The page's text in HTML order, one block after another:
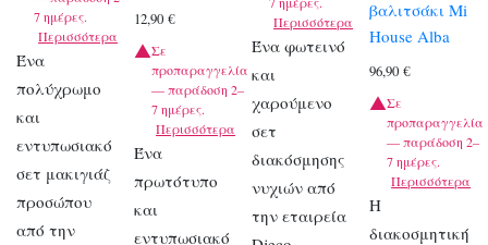
7 ημέρες.
Περισσότερα
Ένα
πολύχρωμο
και
εντυπωσιακό
σετ μακιγιάζ
προσώπου
από την
12,90€
Σε
προπαραγγελία
— παράδοση 2–
7 ημέρες.
Περισσότερα
Ένα
πρωτότυπο
και
εντυπωσιακό
Περισσότερα
Ένα φωτεινό
και
χαρούμενο
σετ
διακόσμησης
νυχιών από
την εταιρεία
βαλιτσάκι Mi
House Alba
96,90€
Σε
προπαραγγελία
— παράδοση 2–
7 ημέρες.
Περισσότερα
Η
διακοσμητική